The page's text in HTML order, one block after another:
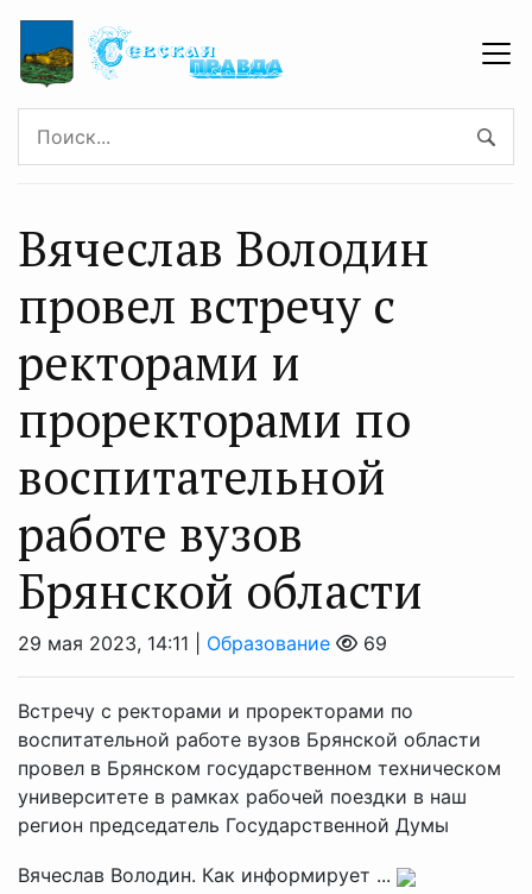
Вячеслав Володин
провел встречу с
ректорами и
проректорами по
воспитательной
работе вузов
Брянской области
29 мая 2023, 14:11 | Образование 69
Встречу с ректорами и проректорами по
воспитательной работе вузов Брянской области
провел в Брянском государственном техническом
университете в рамках рабочей поездки в наш
регион председатель Государственной Думы
Вячеслав Володин. Как информирует ...